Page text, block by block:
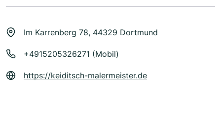
Im Karrenberg 78, 44329 Dortmund
+4915205326271 (Mobil)
https://keiditsch-malermeister.de